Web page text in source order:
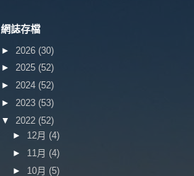
網誌存檔
► 2026 (30)
► 2025 (52)
► 2024 (52)
► 2023 (53)
▼ 2022 (52)
► 12月 (4)
► 11月 (4)
► 10月 (5)